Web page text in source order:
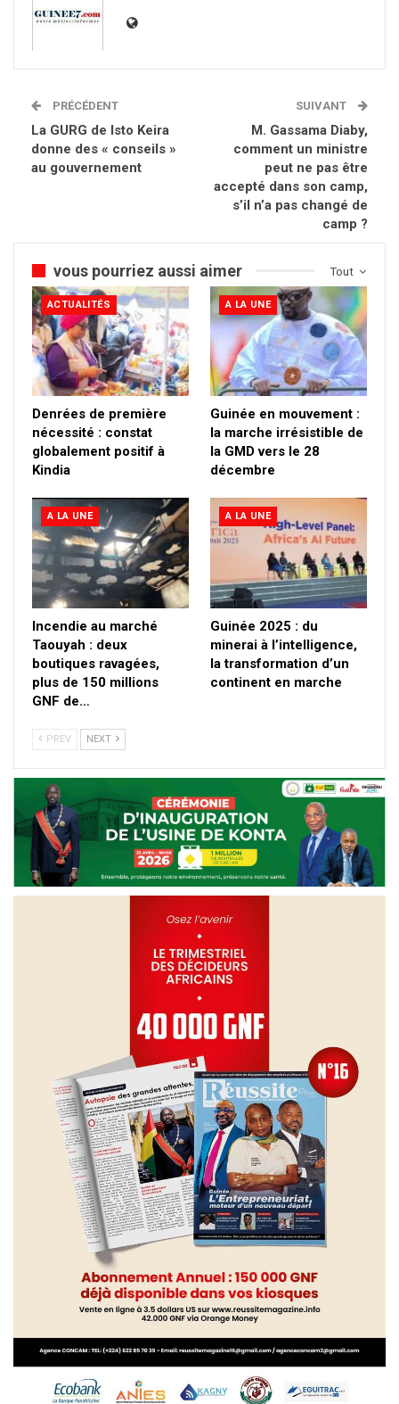
PRÉCÉDENT
La GURG de Isto Keira
donne des « conseils »
au gouvernement
SUIVANT
M. Gassama Diaby,
comment un ministre
peut ne pas être
accepté dans son camp,
s’il n’a pas changé de
camp ?
Tout
vous pourriez aussi aimer
ACTUALITÉS
Denrées de première
nécessité : constat
globalement positif à
Kindia
A LA UNE
Guinée en mouvement :
la marche irrésistible de
la GMD vers le 28
décembre
A LA UNE
Incendie au marché
Taouyah : deux
boutiques ravagées,
plus de 150 millions
GNF de…
A LA UNE
Guinée 2025 : du
minerai à l’intelligence,
la transformation d’un
continent en marche
PREV NEXT